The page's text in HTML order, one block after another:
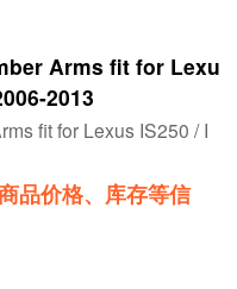
Arms fit for Lexu
2013
fit for Lexus IS250 / I
品价格、库存等信